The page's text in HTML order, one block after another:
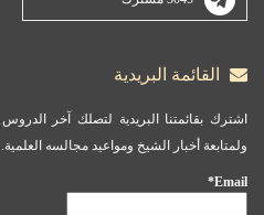
القائمة البريدية
اشترك بقائمتنا البريدية لتصلك آخر
ولمتابعة أخبار الشيخ ومواعيد مجالسه العلمية.
Email*